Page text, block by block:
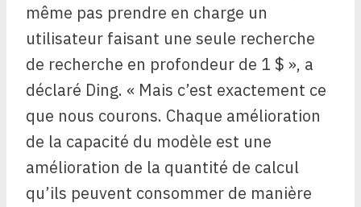
même pas prendre en charge un
utilisateur faisant une seule recherche
de recherche en profondeur de 1 $ », a
déclaré Ding. « Mais c’est exactement ce
que nous courons. Chaque amélioration
de la capacité du modèle est une
amélioration de la quantité de calcul
qu’ils peuvent consommer de manière